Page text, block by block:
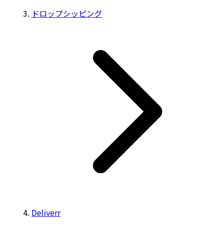
ドロップシッピング
Deliverr